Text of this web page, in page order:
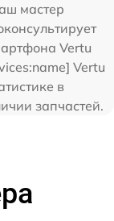
мастер
Vertu
Vertu
в
запчастей.